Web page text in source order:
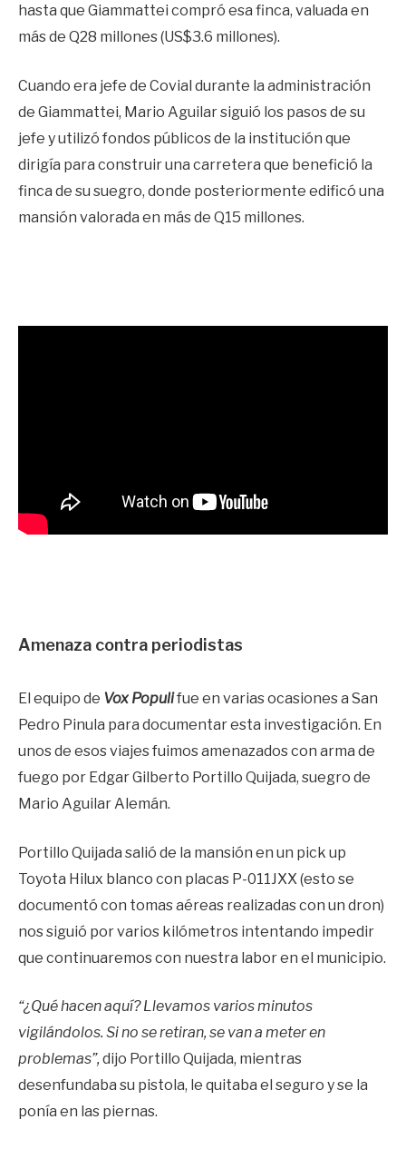
hasta que Giammattei compró esa finca, valuada en
más de Q28 millones (US$3.6 millones).
Cuando era jefe de Covial durante la administración
de Giammattei, Mario Aguilar siguió los pasos de su
jefe y utilizó fondos públicos de la institución que
dirigía para construir una carretera que benefició la
finca de su suegro, donde posteriormente edificó una
mansión valorada en más de Q15 millones.
Amenaza contra periodistas
El equipo de Vox Populifue en varias ocasiones a San
Pedro Pinula para documentar esta investigación. En
unos de esos viajes fuimos amenazados con arma de
fuego por Edgar Gilberto Portillo Quijada, suegro de
Mario Aguilar Alemán.
Portillo Quijada salió de la mansión en un pick up
Toyota Hilux blanco con placas P-011JXX (esto se
documentó con tomas aéreas realizadas con un dron)
nos siguió por varios kilómetros intentando impedir
que continuaremos con nuestra labor en el municipio.
“¿Qué hacen aquí? Llevamos varios minutos
vigilándolos. Si no se retiran, se van a meter en
problemas”, dijo Portillo Quijada, mientras
desenfundaba su pistola, le quitaba el seguro y se la
ponía en las piernas.